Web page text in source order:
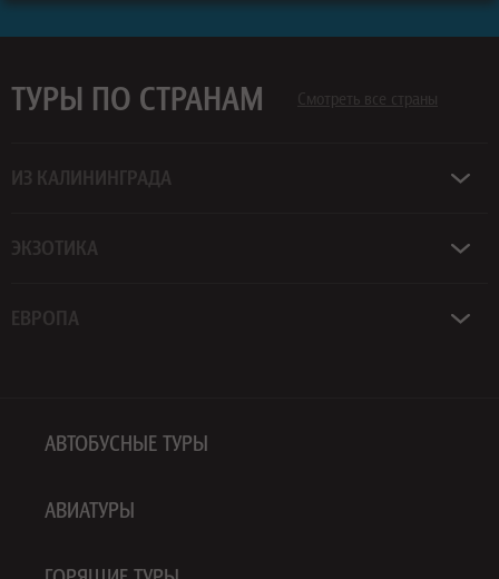
ТУРЫ ПО СТРАНАМ Смотреть все страны
ИЗ КАЛИНИНГРАДА
ЭКЗОТИКА
ЕВРОПА
АВТОБУСНЫЕ ТУРЫ
АВИАТУРЫ